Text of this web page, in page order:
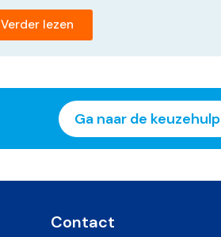
Verder lezen
Ga naar de keuzehulp
Contact